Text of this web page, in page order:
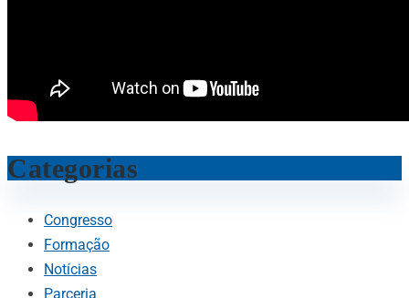
Categorias
Congresso
Formação
Notícias
Parceria